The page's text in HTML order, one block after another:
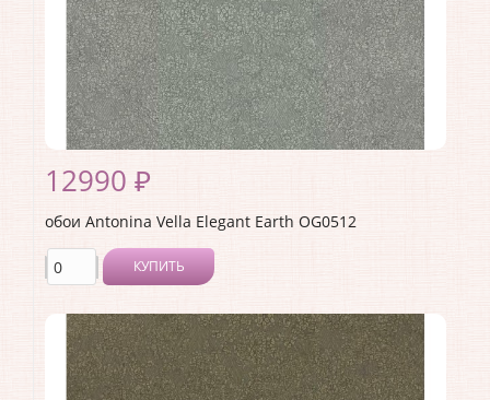
12990 ₽
обои Antonina Vella Elegant Earth OG0512
КУПИТЬ
Производитель:Antonina Vella
Коллекция:Elegant Earth
Длина рулона:8.23
Ширина рулона: 0.68
Материал покрытия:Без покрытия